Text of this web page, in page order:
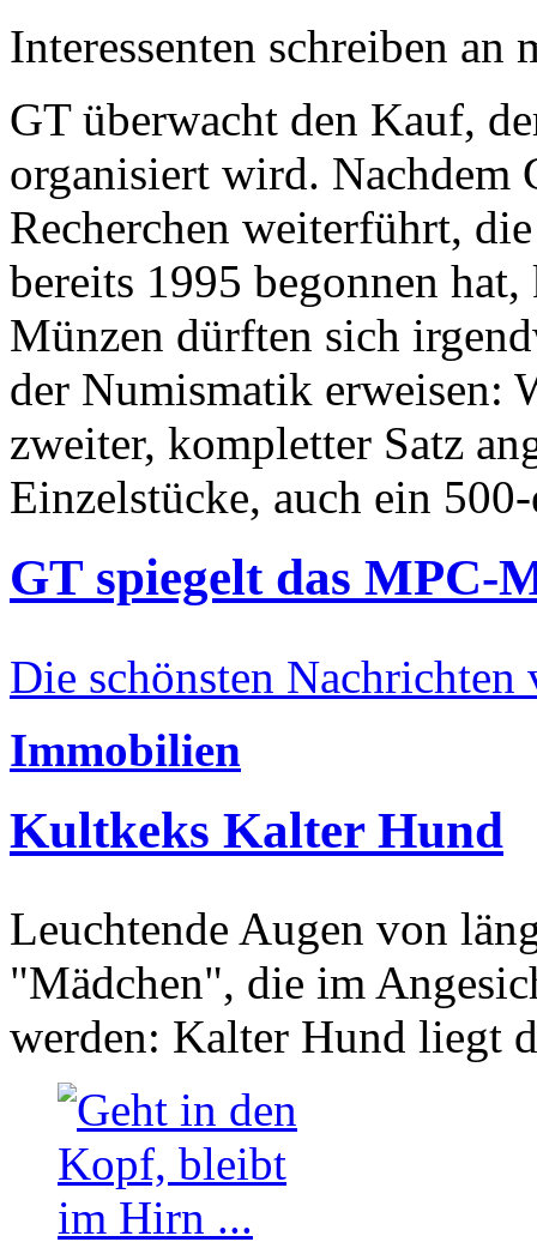
Interessenten schreiben
GT überwacht den Kauf,
organisiert wird. Nachdem
Recherchen weiterführt,
bereits 1995 begonnen
Münzen dürften sich
der Numismatik erweisen:
zweiter, kompletter Satz
Einzelstücke, auch ein
GT spiegelt das MPC-
Die schönsten Nachrichten
Immobilien
Kultkeks Kalter Hund
Leuchtende Augen von
"Mädchen", die im
werden: Kalter Hund liegt